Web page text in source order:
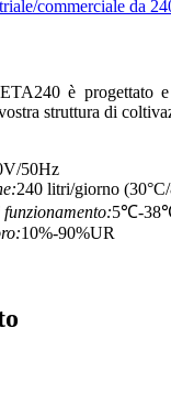
è progettato
struttura di
50Hz
240 litri/giorno
5℃-
10%-90%UR